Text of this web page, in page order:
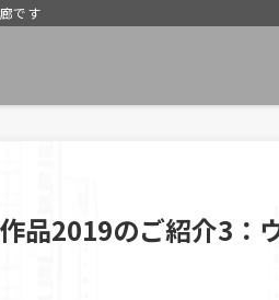
です
品2019のご紹介3：